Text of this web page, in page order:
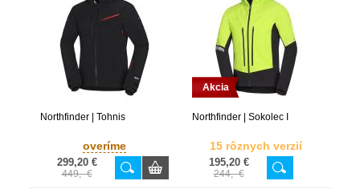
Northfinder | Tohnis
overíme
299,20 €
449,- €
Akcia
Northfinder | Sokolec I
15 rôznych verzií
195,20 €
244,- €